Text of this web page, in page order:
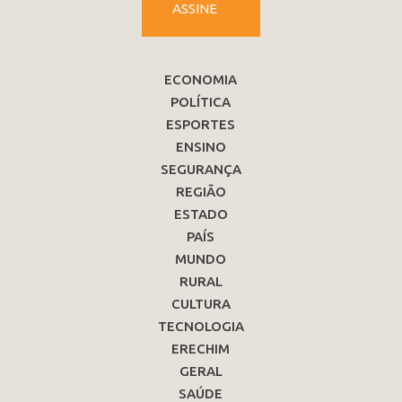
ASSINE
ECONOMIA
POLÍTICA
ESPORTES
ENSINO
SEGURANÇA
REGIÃO
ESTADO
PAÍS
MUNDO
RURAL
CULTURA
TECNOLOGIA
ERECHIM
GERAL
SAÚDE